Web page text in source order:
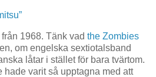
1968. Tänk vad the Zombies
om engelska sextiotalsband
låtar i stället för bara tvärtom.
hade varit så upptagna med att